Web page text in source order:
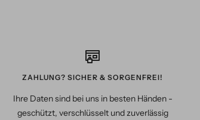
ZAHLUNG? SICHER & SORGENFREI!
Ihre Daten sind bei uns in besten Händen -
geschützt, verschlüsselt und zuverlässig